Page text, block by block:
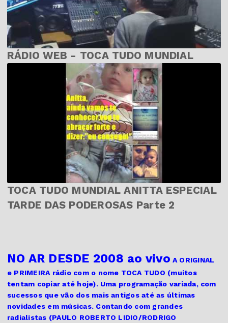
RÁDIO WEB - TOCA TUDO MUNDIAL
TOCA TUDO MUNDIAL ANITTA ESPECIAL
TARDE DAS PODEROSAS Parte 2
NO AR DESDE 2008 ao vivo A ORIGINAL
e PRIMEIRArádio com o nome TOCA TUDO (muitos
tentam copiar até hoje). Uma programação variada, com
sucessos que vão dos mais antigos até as últimas
novidades em músicas. Contando com grandes
radialistas (PAULO ROBERTO LIDIO/RODRIGO